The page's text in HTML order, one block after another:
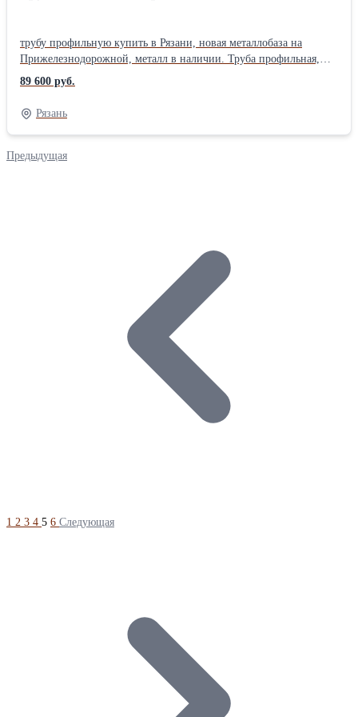
трубу профильную купить в Рязани, новая металлобаза на
Прижелезнодорожной, металл в наличии. Труба профильная,
труба стальная, труба квадратная, труба прямоугольная. Вес
профильной трубы, профильная труба цена за метр, профильная
труба вес 1 метра, уточняйте у менеджера. На складе есть услуга
резки профильной трубы. Все трубы новые, не б/у, длина трубы,
6 метров, 12 метров, соответствует ГОСТ 30245-94, 8645-68,
8639-82 . Отгрузка по электронным весам. Сертификат на
120х60; 120х80; 120х120; 140х140; 150х100; 160х80; 160х120;
160х160; 180х100; 180х140; 180х180; 200х160; 200х200; 240х120;
240х160;300х300 ;Производитель: Северсталь Толщина стенки: 8
мм Страна-производитель: Россия Форма сечения: Квадратная
89 600 руб.
Рязань
Предыдущая
1 2 3 4 5 6 Следующая